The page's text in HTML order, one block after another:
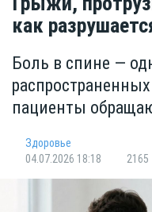
как
Боль в спине —
пациенты
Здоровье
04.07.2026 18:18
2165